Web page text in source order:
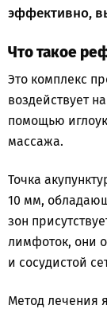
эффективно,
Что такое
Это комплекс
воздействует
помощью
массажа.
Точка
10 мм,
зон
лимфоток, они
и сосудистой
Метод лечения